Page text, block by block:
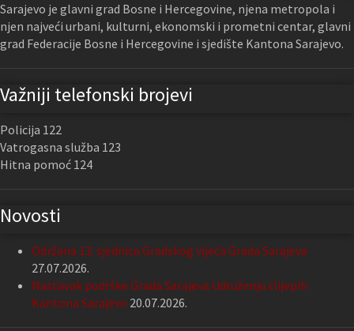
Sarajevo je glavni grad Bosne i Hercegovine, njena metropola i
njen najveći urbani, kulturni, ekonomski i prometni centar, glavni
grad Federacije Bosne i Hercegovine i sjedište Kantona Sarajevo.
Važniji telefonski brojevi
Policija 122
Vatrogasna služba 123
Hitna pomoć 124
Novosti
Održana 13. sjednica Gradskog vijeća Grada Sarajeva
27.07.2026.
Nastavak podrške Grada Sarajeva Udruženju slijepih
Kantona Sarajevo 20.07.2026.